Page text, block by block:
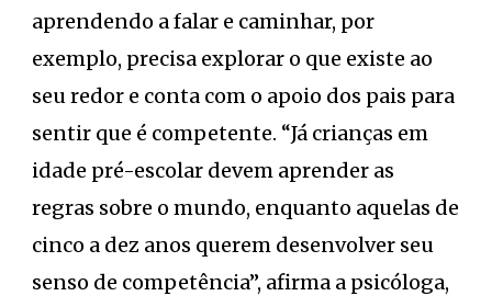
aprendendo a falar e caminhar, por
exemplo, precisa explorar o que existe ao
seu redor e conta com o apoio dos pais para
sentir que é competente. “Já crianças em
idade pré-escolar devem aprender as
regras sobre o mundo, enquanto aquelas de
cinco a dez anos querem desenvolver seu
senso de competência”, afirma a psicóloga,